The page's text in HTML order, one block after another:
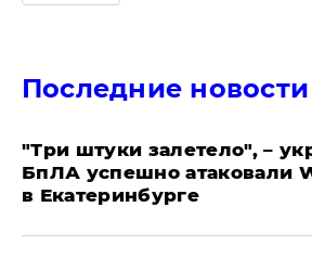
Последние новости
"Три штуки залетело", –
БпЛА успешно атаковали
в Екатеринбурге